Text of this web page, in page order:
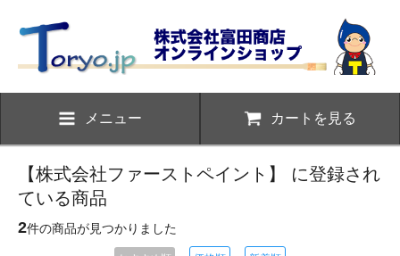
メニュー カートを見る
【株式会社ファーストペイント】 に登録され
ている商品
2件の商品が見つかりました